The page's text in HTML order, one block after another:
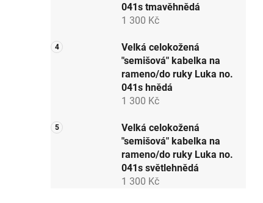
041s tmavěhnědá
1 300 Kč
Velká celokožená
"semišová" kabelka na
rameno/do ruky Luka no.
041s hnědá
1 300 Kč
Velká celokožená
"semišová" kabelka na
rameno/do ruky Luka no.
041s světlehnědá
1 300 Kč